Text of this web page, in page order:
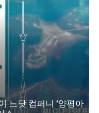
느닷 컴퍼니 ‘양평아